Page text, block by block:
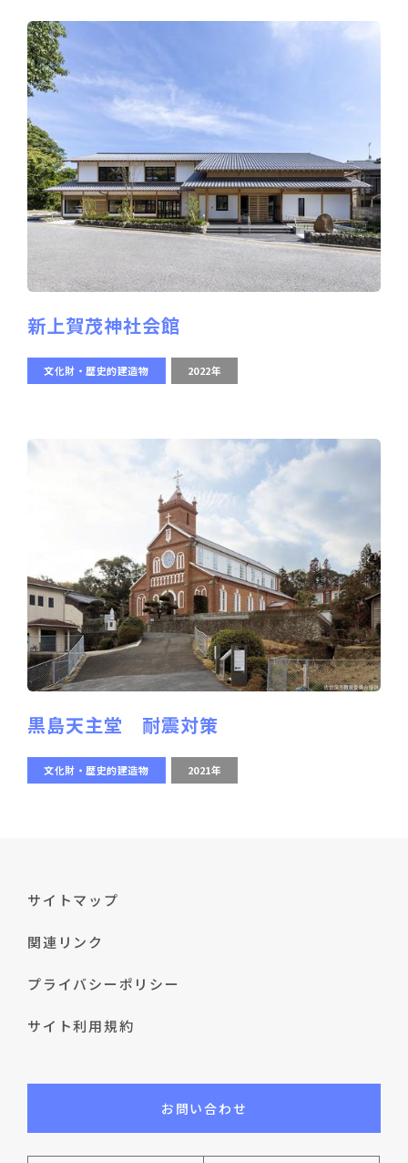
新上賀茂神社会館
文化財・歴史的建造物 2022年
黒島天主堂 耐震対策
文化財・歴史的建造物 2021年
サイトマップ
関連リンク
プライバシーポリシー
サイト利用規約
お問い合わせ